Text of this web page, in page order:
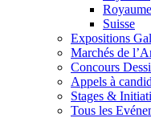
Suisse
Expositions
Marchés de
Concours
Appels à
Stages &
Tous les